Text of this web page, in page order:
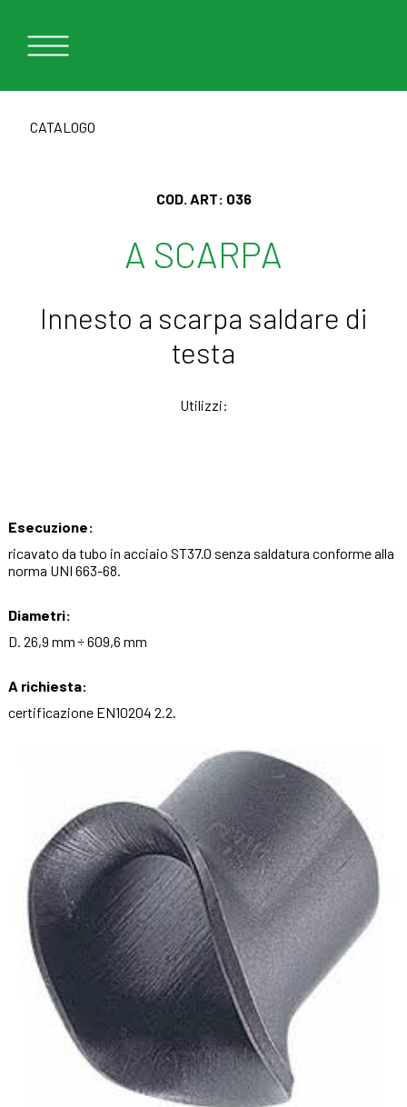
CATALOGO
COD. ART: 036
A SCARPA
Innesto a scarpa saldare di
testa
Utilizzi:
Esecuzione:
ricavato da tubo in acciaio ST37.0 senza saldatura conforme alla
norma UNI 663-68.
Diametri:
D. 26,9 mm ÷ 609,6 mm
A richiesta:
certificazione EN10204 2.2.